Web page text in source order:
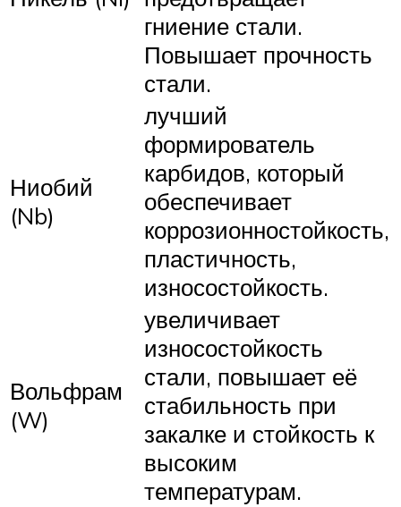
гниение стали.
Повышает прочность
стали.
Ниобий
(Nb)
лучший
формирователь
карбидов, который
обеспечивает
коррозионностойкость,
пластичность,
износостойкость.
Вольфрам
(W)
увеличивает
износостойкость
стали, повышает её
стабильность при
закалке и стойкость к
высоким
температурам.